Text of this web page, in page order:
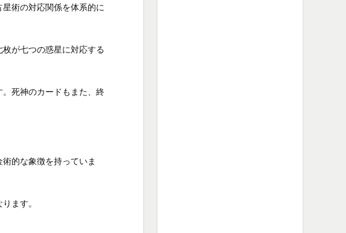
術の対応関係を体系的に
が七つの惑星に対応する
死神のカードもまた、終
的な象徴を持っていま
ます。